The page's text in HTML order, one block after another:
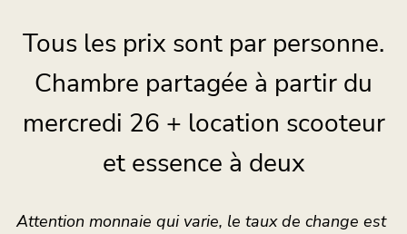
Tous les prix sont par personne.
Chambre partagée à partir du
mercredi 26 + location scooteur
et essence à deux
Attention monnaie qui varie, le taux de change est